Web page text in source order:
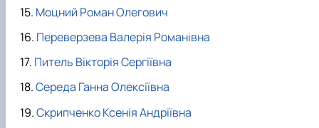
Моцний Роман Олегович
Переверзева Валерія Романівна
Питель Вікторія Сергіївна
Середа Ганна Олексіївна
Скрипченко Ксенія Андріївна